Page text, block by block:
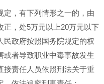
定，有下列情形之一的，由
正，处5万元以上20万元以下
民政府按照国务院规定的权
或者导致职业中毒事故发生
接责任人员依照刑法关于重